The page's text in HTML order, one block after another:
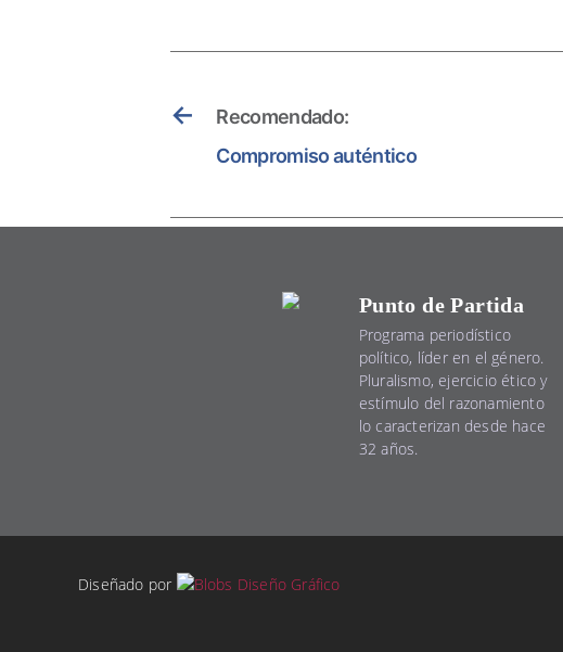
←
Recomendado:
Compromiso auténtico
Punto de Partida
Programa periodístico
político, líder en el género.
Pluralismo, ejercicio ético y
estímulo del razonamiento
lo caracterizan desde hace
32 años.
Diseñado por